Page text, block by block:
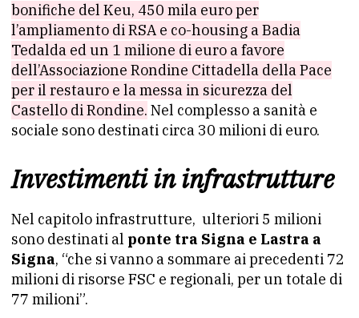
bonifiche del Keu, 450 mila euro per
l’ampliamento di RSA e co-housing a Badia
Tedalda ed un 1 milione di euro a favore
dell’Associazione Rondine Cittadella della Pace
per il restauro e la messa in sicurezza del
Castello di Rondine. Nel complesso a sanità e
sociale sono destinati circa 30 milioni di euro.
Investimenti in infrastrutture
Nel capitolo infrastrutture, ulteriori 5 milioni
sono destinati al ponte tra Signa e Lastra a
Signa, “che si vanno a sommare ai precedenti 72
milioni di risorse FSC e regionali, per un totale di
77 milioni”.